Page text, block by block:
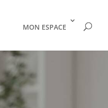
MON ESPACE